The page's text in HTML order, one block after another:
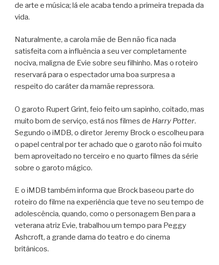
de arte e música; lá ele acaba tendo a primeira trepada da
vida.
Naturalmente, a carola mãe de Ben não fica nada
satisfeita com a influência a seu ver completamente
nociva, maligna de Evie sobre seu filhinho. Mas o roteiro
reservará para o espectador uma boa surpresa a
respeito do caráter da mamãe repressora.
O garoto Rupert Grint, feio feito um sapinho, coitado, mas
muito bom de serviço, está nos filmes de Harry Potter.
Segundo o iMDB, o diretor Jeremy Brock o escolheu para
o papel central por ter achado que o garoto não foi muito
bem aproveitado no terceiro e no quarto filmes da série
sobre o garoto mágico.
E o iMDB também informa que Brock baseou parte do
roteiro do filme na experiência que teve no seu tempo de
adolescência, quando, como o personagem Ben para a
veterana atriz Evie, trabalhou um tempo para Peggy
Ashcroft, a grande dama do teatro e do cinema
britânicos.